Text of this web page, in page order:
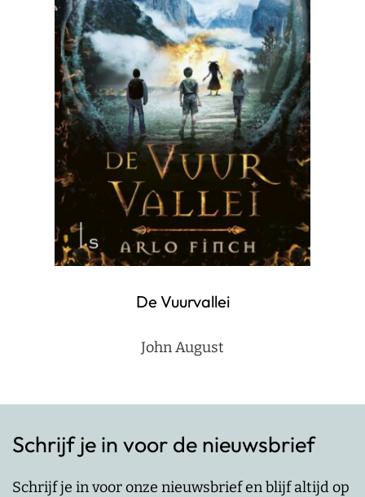
De Vuurvallei
John August
Schrijf je in voor de nieuwsbrief
Schrijf je in voor onze nieuwsbrief en blijf altijd op